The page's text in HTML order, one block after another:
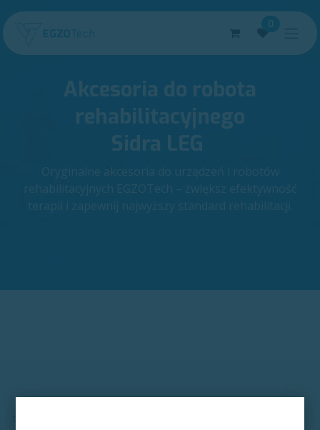
Skip to Content
0
Akcesoria do robota
rehabilitacyjnego
Sidra LEG ​
Oryginalne akcesoria do urządzeń i robotów
rehabilitacyjnych EGZOTech – zwiększ efektywność
terapii i zapewnij najwyższy standard rehabilitacji.